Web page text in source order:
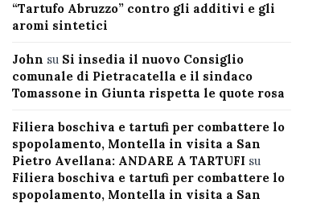
“Tartufo Abruzzo” contro gli additivi e gli
aromi sintetici
John su Si insedia il nuovo Consiglio
comunale di Pietracatella e il sindaco
Tomassone in Giunta rispetta le quote rosa
Filiera boschiva e tartufi per combattere lo
spopolamento, Montella in visita a San
Pietro Avellana: ANDARE A TARTUFI su
Filiera boschiva e tartufi per combattere lo
spopolamento, Montella in visita a San